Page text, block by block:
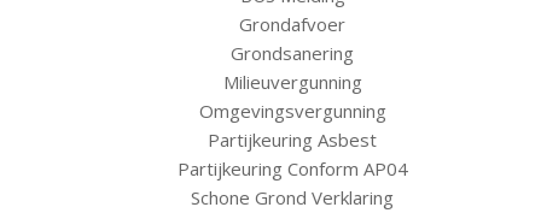
Grondafvoer
Grondsanering
Milieuvergunning
Omgevingsvergunning
Partijkeuring Asbest
Partijkeuring Conform AP04
Schone Grond Verklaring